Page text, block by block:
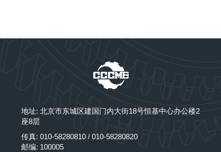
地址: 北京市东城区建国门内大街18号恒基中心办公楼2
座8层
传真: 010-58280810 / 010-58280820
邮编: 100005